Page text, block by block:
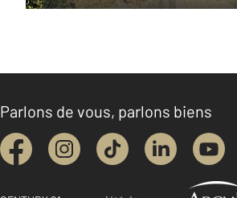
Parlons de vous, parlons biens